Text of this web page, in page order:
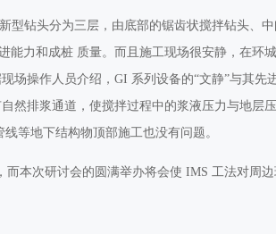
钻头分为三层，由底部的锯齿状搅拌钻头、中
能力和成桩 质量。而且施工现场很安静，在环
场操作人员介绍，GI 系列设备的“文静”与其先
然排浆通道，使搅拌过程中的浆液压力与地层
等地下结构物顶部施工也没有问题。
次研讨会的圆满举办将会使 IMS 工法对周边